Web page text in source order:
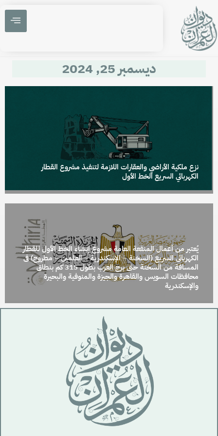
ديسمبر 25, 2024
نزع ملكية الأراضي والعقارات اللازمة لتنفيذ مشروع القطار
الكهربائي السريع الخط الأول
يُعتبر من أعمال المنفعة العامة مشروع إنشاء الخط الأول للقطار
الكهربائى السريع (السخنة – الإسكندرية – العلمين – مطروح) فى
المسافة من السخنة حتى برج العرب بطول 315 كم بنطاق
محافظات السويس والقاهرة والجيزة والمنوفية والبحيرة
والإسكندرية